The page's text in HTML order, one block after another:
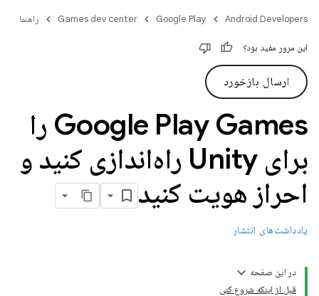
Android Developers
Google Play
Games dev center راهنما
این مرور مفید بود؟
ارسال بازخورد
Google Play Games را
برای Unity راه‌اندازی کنید و
احراز هویت کنید
یادداشت‌های انتشار
در این صفحه
قبل از اینکه شروع کنی